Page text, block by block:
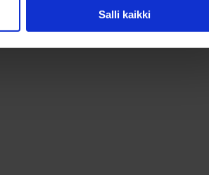
Salli kaikki